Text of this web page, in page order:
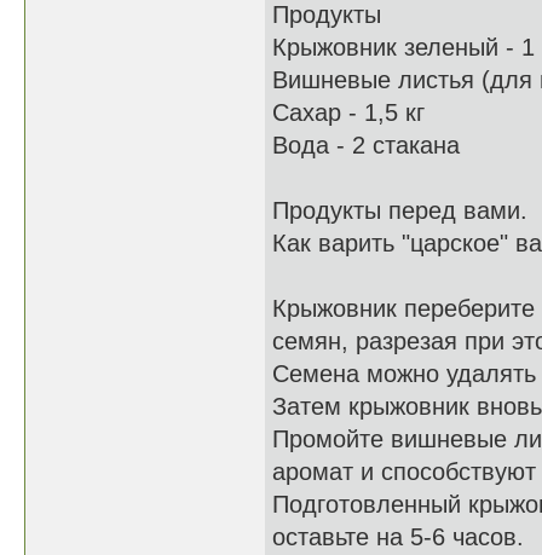
Продукты
Крыжовник зеленый - 1
Вишневые листья (для
Сахар - 1,5 кг
Вода - 2 стакана
Продукты перед вами.
Как варить "царское"
Крыжовник
семян, разрезая при
Семена можно удалять
Затем крыжовник
Промойте вишневые
аромат и
Подготовленный
оставьте на 5-6 часов.